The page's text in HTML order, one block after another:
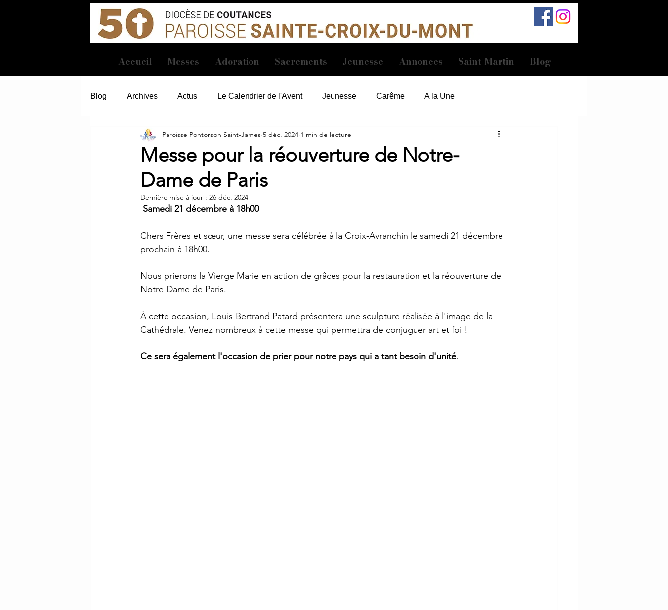
Accueil Messes Adoration Sacrements Jeunesse Annonces Saint-Martin Blog
Blog Archives Actus Le Calendrier de l'Avent Jeunesse Carême A la Une
Messe pour la réouverture de Notre-
Dame de Paris
Paroisse Pontorson Saint-James 5 déc. 2024 1 min de lecture
Dernière mise à jour : 26 déc. 2024
Samedi 21 décembre à 18h00
Chers Frères et sœur, une messe sera célébrée à la Croix-Avranchin le samedi 21 décembre
prochain à 18h00.
Nous prierons la Vierge Marie en action de grâces pour la restauration et la réouverture de
Notre-Dame de Paris.
À cette occasion, Louis-Bertrand Patard présentera une sculpture réalisée à l'image de la
Cathédrale. Venez nombreux à cette messe qui permettra de conjuguer art et foi !
Ce sera également l'occasion de prier pour notre pays qui a tant besoin d'unité.